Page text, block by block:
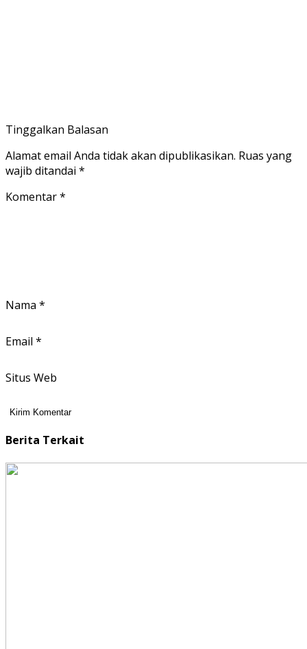
Tinggalkan Balasan
Alamat email Anda tidak akan dipublikasikan. Ruas yang
wajib ditandai *
Komentar*
Nama *
Email *
Situs Web
Berita Terkait